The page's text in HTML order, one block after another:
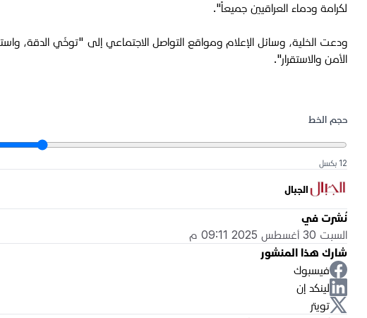
لكرامة ودماء العراقيين جميعاً".
ودعت الخلية، وسائل الإعلام ومواقع التواصل الاجتماعي إلى "توخّي الدقة،
الأمن والاستقرار".
حجم الخط
12 بكسل
الجبال
نُشرت في
السبت 30 أغسطس 2025 09:11 م
شارك هذا المنشور
فيسبوك
لينكد إن
تويتر